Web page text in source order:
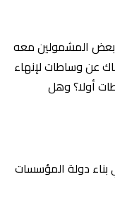
المشمولين معه
عن وساطات لإنهاء
أولا؟ وهل
بناء دولة المؤسسات